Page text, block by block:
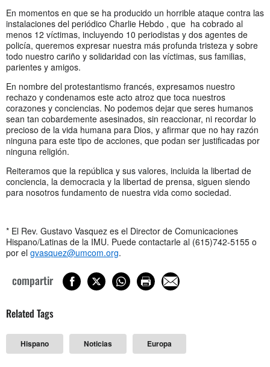
En momentos en que se ha producido un horrible ataque contra las
instalaciones del periódico Charlie Hebdo , que ha cobrado al
menos 12 víctimas, incluyendo 10 periodistas y dos agentes de
policía, queremos expresar nuestra más profunda tristeza y sobre
todo nuestro cariño y solidaridad con las víctimas, sus familias,
parientes y amigos.
En nombre del protestantismo francés, expresamos nuestro
rechazo y condenamos este acto atroz que toca nuestros
corazones y conciencias. No podemos dejar que seres humanos
sean tan cobardemente asesinados, sin reaccionar, ni recordar lo
precioso de la vida humana para Dios, y afirmar que no hay razón
ninguna para este tipo de acciones, que podan ser justificadas por
ninguna religión.
Reiteramos que la república y sus valores, incluida la libertad de
conciencia, la democracia y la libertad de prensa, siguen siendo
para nosotros fundamento de nuestra vida como sociedad.
* El Rev. Gustavo Vasquez es el Director de Comunicaciones
Hispano/Latinas de la IMU. Puede contactarle al (615)742-5155 o
por el gvasquez@umcom.org.
compartir
Related Tags
Hispano Noticias Europa